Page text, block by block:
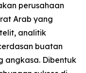
perusahaan
Arab yang
analitik
buatan
angkasa. Dibentuk